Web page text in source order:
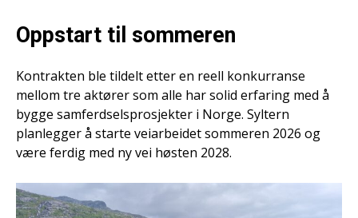
Oppstart til sommeren
Kontrakten ble tildelt etter en reell konkurranse
mellom tre aktører som alle har solid erfaring med å
bygge samferdselsprosjekter i Norge. Syltern
planlegger å starte veiarbeidet sommeren 2026 og
være ferdig med ny vei høsten 2028.